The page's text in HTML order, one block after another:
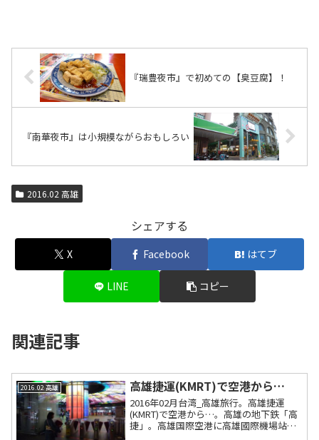
『瑞豊夜市』で初めての【臭豆腐】！
『南華夜市』は小規模ながらおもしろい
2016.02 高雄
シェアする
X Facebook はてブ
LINE コピー
関連記事
2016.02 高雄 高雄捷運(KMRT)で空港から…
2016年02月台湾_高雄旅行。高雄捷運
(KMRT)で空港から…。高雄の地下鉄「高
捷」。高雄国際空港に高雄國際機場站。